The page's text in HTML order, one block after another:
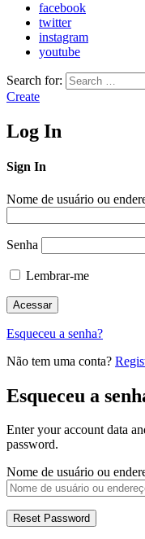
facebook
twitter
instagram
youtube
Search for:
Create
Log In
Sign In
Nome de usuário ou
Senha
Lembrar-me
Esqueceu a senha?
Não tem uma conta?
Esqueceu a
Enter your account data
password.
Nome de usuário ou